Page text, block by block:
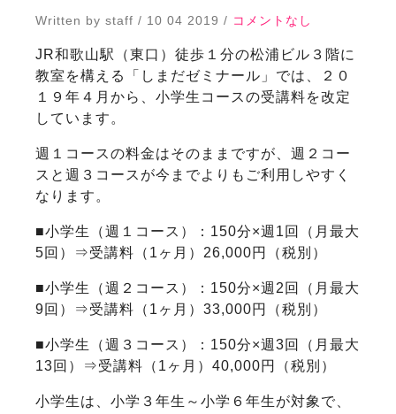
Written by staff / 10 04 2019 / コメントなし
JR和歌山駅（東口）徒歩１分の松浦ビル３階に
教室を構える「しまだゼミナール」では、２０
１９年４月から、小学生コースの受講料を改定
しています。
週１コースの料金はそのままですが、週２コー
スと週３コースが今までよりもご利用しやすく
なります。
■小学生（週１コース）：150分×週1回（月最大
5回）⇒受講料（1ヶ月）26,000円（税別）
■小学生（週２コース）：150分×週2回（月最大
9回）⇒受講料（1ヶ月）33,000円（税別）
■小学生（週３コース）：150分×週3回（月最大
13回）⇒受講料（1ヶ月）40,000円（税別）
小学生は、小学３年生～小学６年生が対象で、